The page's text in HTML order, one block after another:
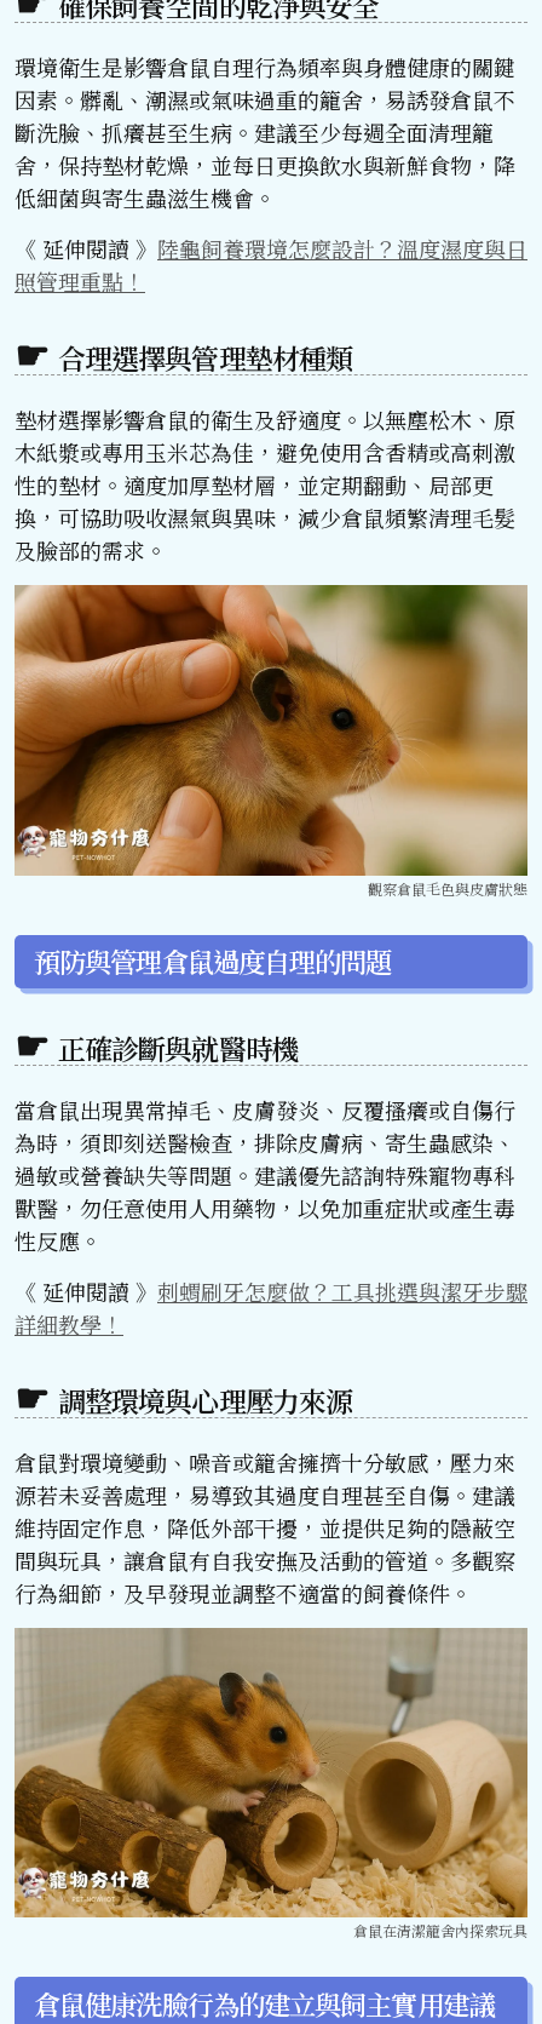
環境衛生是影響倉鼠自理行為頻率與身體健康的關鍵
因素。髒亂、潮濕或氣味過重的籠舍，易誘發倉鼠不
斷洗臉、抓癢甚至生病。建議至少每週全面清理籠
舍，保持墊材乾燥，並每日更換飲水與新鮮食物，降
低細菌與寄生蟲滋生機會。
《 延伸閱讀 》 陸龜飼養環境怎麼設計？溫度濕度與日
照管理重點！
合理選擇與管理墊材種類
墊材選擇影響倉鼠的衛生及舒適度。以無塵松木、原
木紙漿或專用玉米芯為佳，避免使用含香精或高刺激
性的墊材。適度加厚墊材層，並定期翻動、局部更
換，可協助吸收濕氣與異味，減少倉鼠頻繁清理毛髮
及臉部的需求。
觀察倉鼠毛色與皮膚狀態
預防與管理倉鼠過度自理的問題
正確診斷與就醫時機
當倉鼠出現異常掉毛、皮膚發炎、反覆搔癢或自傷行
為時，須即刻送醫檢查，排除皮膚病、寄生蟲感染、
過敏或營養缺失等問題。建議優先諮詢特殊寵物專科
獸醫，勿任意使用人用藥物，以免加重症狀或產生毒
性反應。
《 延伸閱讀 》 刺蝟刷牙怎麼做？工具挑選與潔牙步驟
詳細教學！
調整環境與心理壓力來源
倉鼠對環境變動、噪音或籠舍擁擠十分敏感，壓力來
源若未妥善處理，易導致其過度自理甚至自傷。建議
維持固定作息，降低外部干擾，並提供足夠的隱蔽空
間與玩具，讓倉鼠有自我安撫及活動的管道。多觀察
行為細節，及早發現並調整不適當的飼養條件。
倉鼠在清潔籠舍內探索玩具
倉鼠健康洗臉行為的建立與飼主實用建議